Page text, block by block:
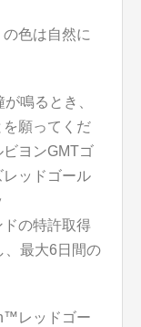
の色は自然に
鳴るとき、
願ってくだ
ヨンGMTゴ
ッドゴール
の特許取得
、最大6日間の
レッドゴー